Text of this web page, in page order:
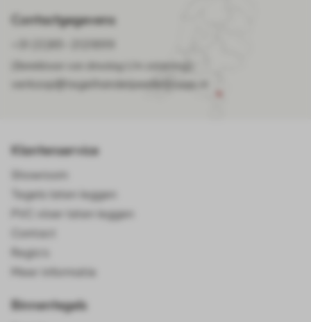
Contactgegevens
verkoop@tegelhandelpeelenmaas.nl
Klantenservice
Showroom
Tegels laten leggen
PVC vloer laten leggen
Regio's
Meer informatie
Binnentegels